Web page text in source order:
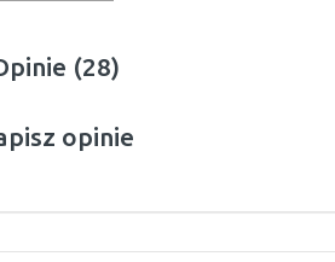
(28)
opinie